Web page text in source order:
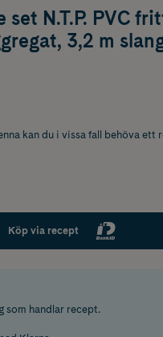
set N.T.P. PVC
3,2 m
kan du i vissa fall behöva ett
Köp via recept
som handlar recept.